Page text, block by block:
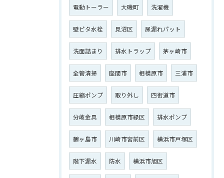
電動トーラー 大磯町 洗濯機
壁ピタ水栓 見沼区 尿漏れパット
洗面詰まり 排水トラップ 茅ヶ崎市
全管清掃 座間市 相模原市 三浦市
圧縮ポンプ 取り外し 四街道市
分岐金具 相模原市緑区 排水ポンプ
鶴ヶ島市 川崎市宮前区 横浜市戸塚区
階下漏水 防水 横浜市旭区